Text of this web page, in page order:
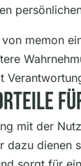
memon
mit der